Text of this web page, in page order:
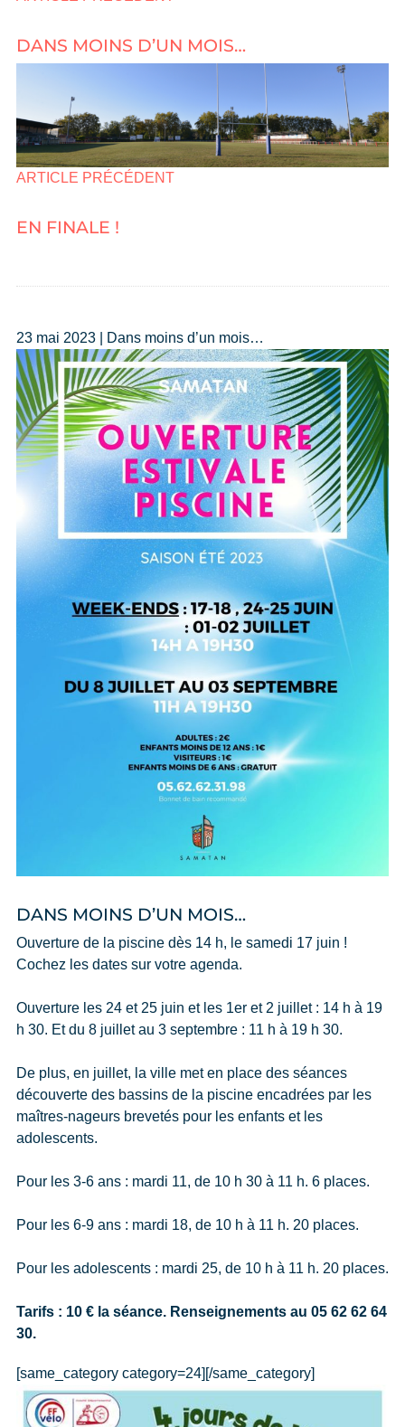
DANS MOINS D’UN MOIS…
ARTICLE PRÉCÉDENT
EN FINALE !
23 mai 2023 | Dans moins d’un mois…
DANS MOINS D’UN MOIS…
Ouverture de la piscine dès 14 h, le samedi 17 juin !
Cochez les dates sur votre agenda.
Ouverture les 24 et 25 juin et les 1er et 2 juillet : 14 h à 19
h 30. Et du 8 juillet au 3 septembre : 11 h à 19 h 30.
De plus, en juillet, la ville met en place des séances
découverte des bassins de la piscine encadrées par les
maîtres-nageurs brevetés pour les enfants et les
adolescents.
Pour les 3-6 ans : mardi 11, de 10 h 30 à 11 h. 6 places.
Pour les 6-9 ans : mardi 18, de 10 h à 11 h. 20 places.
Pour les adolescents : mardi 25, de 10 h à 11 h. 20 places.
Tarifs : 10 € la séance. Renseignements au 05 62 62 64
30.
[same_category category=24][/same_category]